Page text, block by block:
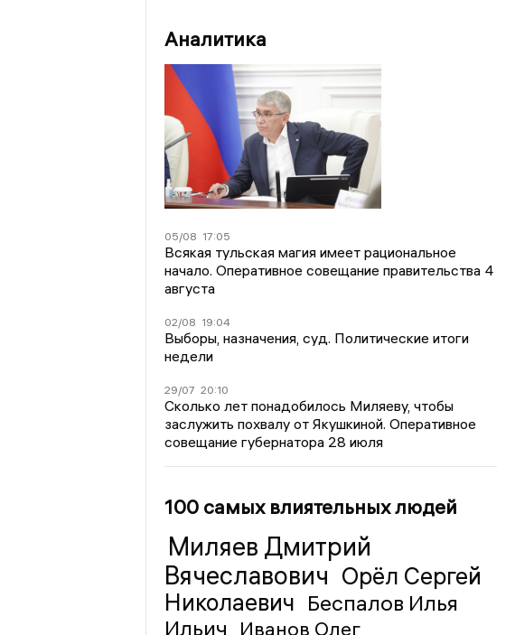
Аналитика
05/08 17:05
Всякая тульская магия имеет рациональное
начало. Оперативное совещание правительства 4
августа
02/08 19:04
Выборы, назначения, суд. Политические итоги
недели
29/07 20:10
Сколько лет понадобилось Миляеву, чтобы
заслужить похвалу от Якушкиной. Оперативное
совещание губернатора 28 июля
100 самых влиятельных людей
Миляев Дмитрий
Вячеславович Орёл Сергей
Николаевич Беспалов Илья
Ильич
Иванов Олег